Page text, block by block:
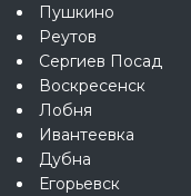
Пушкино
Реутов
Сергиев Посад
Воскресенск
Лобня
Ивантеевка
Дубна
Егорьевск